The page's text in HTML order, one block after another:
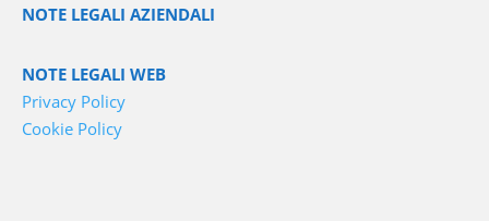
NOTE LEGALI AZIENDALI
NOTE LEGALI WEB
Privacy Policy
Cookie Policy